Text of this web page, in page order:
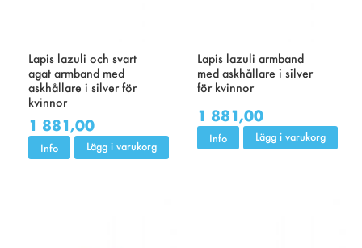
Lapis lazuli och svart
agat armband med
askhållare i silver för
kvinnor
1 881,00
Info Lägg i varukorg
Lapis lazuli armband
med askhållare i silver
för kvinnor
1 881,00
Info Lägg i varukorg